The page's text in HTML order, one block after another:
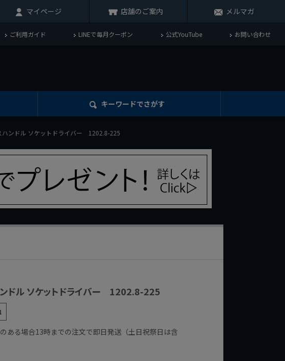
マイページ 店舗のご案内 メルマガ
ご利用ガイド LINEで毎月クーポン 公式YouTube お問い合わせ
キーワードでさがす
ハンドル ソケットドライバー 1202.8-225
ドル ソケットドライバー 1202.8-225
ある場合13時までの注文で即日発送（土日祝祭日は含